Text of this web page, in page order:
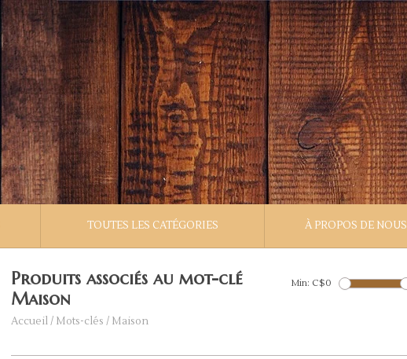
TOUTES LES CATÉGORIES À PROPOS DE NOUS
Produits associés au mot-clé
Maison
Accueil/ Mots-clés / Maison
Min: C$0